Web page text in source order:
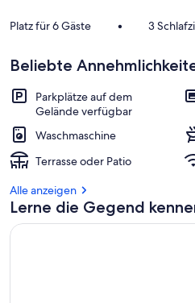
Platz für 6 Gäste • 3
Beliebte
Parkplätze auf dem
Gelände verfügbar
Waschmaschine
Terrasse oder Patio
Alle anzeigen
Lerne die Gegend